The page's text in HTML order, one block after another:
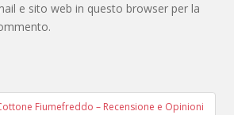
e sito web in questo browser per la
Fiumefreddo – Recensione e Opinioni